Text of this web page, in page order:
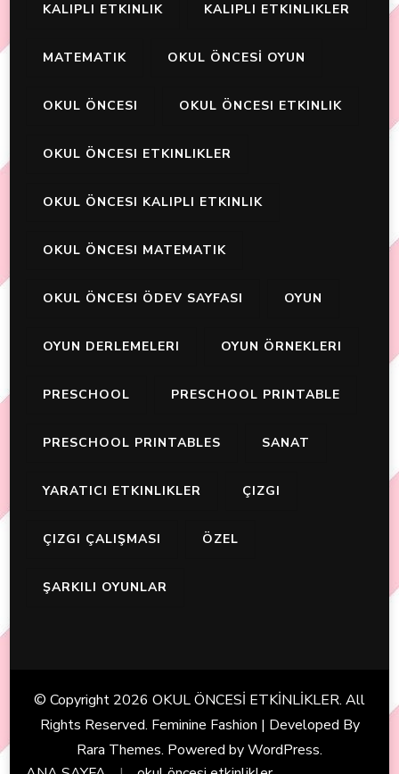
KALIPLI ETKINLIK KALIPLI ETKINLIKLER
MATEMATIK OKUL ÖNCESİ OYUN
OKUL ÖNCESI OKUL ÖNCESI ETKINLIK
OKUL ÖNCESI ETKINLIKLER
OKUL ÖNCESI KALIPLI ETKINLIK
OKUL ÖNCESI MATEMATIK
OKUL ÖNCESI ÖDEV SAYFASI OYUN
OYUN DERLEMELERI OYUN ÖRNEKLERI
PRESCHOOL PRESCHOOL PRINTABLE
PRESCHOOL PRINTABLES SANAT
YARATICI ETKINLIKLER ÇIZGI
ÇIZGI ÇALIŞMASI ÖZEL
ŞARKILI OYUNLAR
© Copyright 2026 OKUL ÖNCESİ ETKİNLİKLER. All
Rights Reserved. Feminine Fashion | Developed By
Rara Themes. Powered byWordPress.